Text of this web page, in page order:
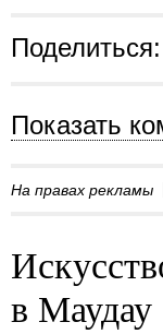
Поделиться:
Показать
На правах рекламы
в Маудау